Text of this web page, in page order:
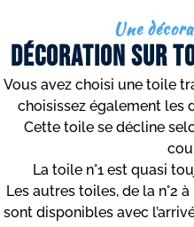
Une
Décoration sur
Vous avez choisi une toile
choisissez également les
Cette toile se décline
La toile n°1 est quasi
Les autres toiles, de la n°2
sont disponibles avec